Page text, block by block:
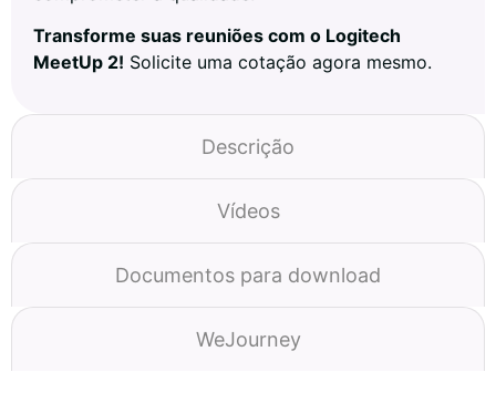
Descrição
Vídeos
Documentos para download
WeJourney
Transforme suas reuniões com o Logitech
MeetUp 2! Solicite uma cotação agora mesmo.